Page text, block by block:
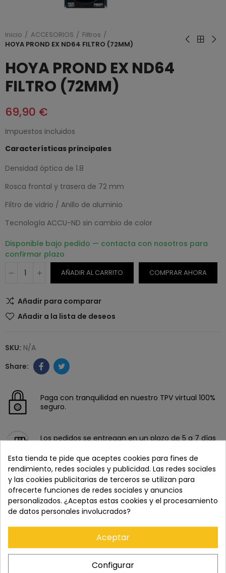
Inicio ACCESORIOS
Filtros
HOYA PROND EX ND64 FILTRO (72MM)
HOYA PROND EX ND64
FILTRO (72MM)
69,90 €
Impuestos incluidos
Características principales
Densidad óptica de 1.8
Rosca frontal y trasera de 72 mm
Filtro de vidrio / Anillo de aluminio
Tecnología ACCU-ND sin cambio de color
Disponible bajo pedido — contacta con nosotros para
confirmar plazo
AÑADIR AL CARRITO COMPRAR AHORA
Añadir para comparar
Añadir a la lista de deseos
SKU: N/A
Paga con tranquilidad en nuestro TPV virtual 100%
seguro.
Los pedidos se entregan en un plazo de 5 a 7 días
Recuerda que tienes 15 días, desde la recepción
del pedido, para solicitar la devolución.
Esta tienda te pide que aceptes cookies para fines de
rendimiento, redes sociales y publicidad. Las redes sociales
y las cookies publicitarias de terceros se utilizan para
ofrecerte funciones de redes sociales y anuncios
personalizados. ¿Aceptas estas cookies y el procesamiento
de datos personales involucrados?
Aceptar
Configurar